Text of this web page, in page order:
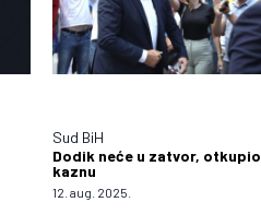
Sud BiH
Dodik neće u zatvor, otkupio
kaznu
12. aug. 2025.